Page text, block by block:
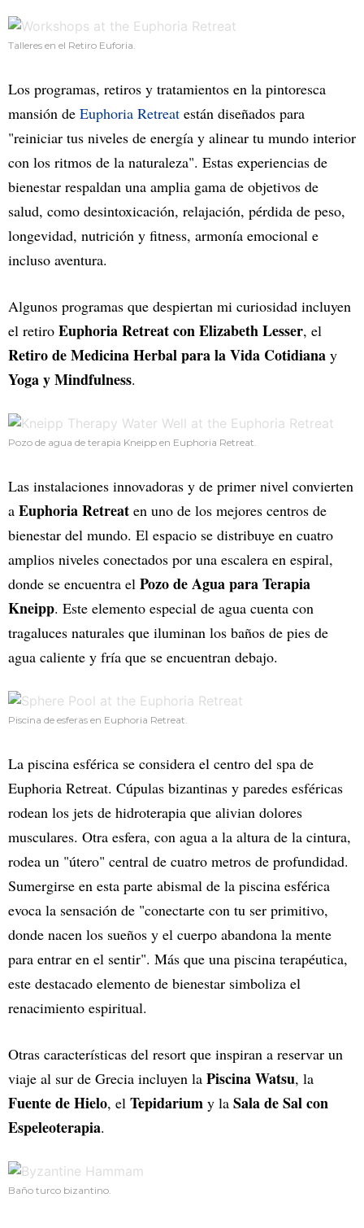
Talleres en el Retiro Euforia.
Los programas, retiros y tratamientos en la pintoresca
mansión de Euphoria Retreat están diseñados para
"reiniciar tus niveles de energía y alinear tu mundo interior
con los ritmos de la naturaleza". Estas experiencias de
bienestar respaldan una amplia gama de objetivos de
salud, como desintoxicación, relajación, pérdida de peso,
longevidad, nutrición y fitness, armonía emocional e
incluso aventura.
Algunos programas que despiertan mi curiosidad incluyen
el retiro Euphoria Retreat con Elizabeth Lesser, el
Retiro de Medicina Herbal para la Vida Cotidiana y
Yoga y Mindfulness.
Pozo de agua de terapia Kneipp en Euphoria Retreat.
Las instalaciones innovadoras y de primer nivel convierten
a Euphoria Retreat en uno de los mejores centros de
bienestar del mundo. El espacio se distribuye en cuatro
amplios niveles conectados por una escalera en espiral,
donde se encuentra el Pozo de Agua para Terapia
Kneipp. Este elemento especial de agua cuenta con
tragaluces naturales que iluminan los baños de pies de
agua caliente y fría que se encuentran debajo.
Piscina de esferas en Euphoria Retreat.
La piscina esférica se considera el centro del spa de
Euphoria Retreat. Cúpulas bizantinas y paredes esféricas
rodean los jets de hidroterapia que alivian dolores
musculares. Otra esfera, con agua a la altura de la cintura,
rodea un "útero" central de cuatro metros de profundidad.
Sumergirse en esta parte abismal de la piscina esférica
evoca la sensación de "conectarte con tu ser primitivo,
donde nacen los sueños y el cuerpo abandona la mente
para entrar en el sentir". Más que una piscina terapéutica,
este destacado elemento de bienestar simboliza el
renacimiento espiritual.
Otras características del resort que inspiran a reservar un
viaje al sur de Grecia incluyen la Piscina Watsu, la
Fuente de Hielo, el Tepidarium y la Sala de Sal con
Espeleoterapia.
Baño turco bizantino.